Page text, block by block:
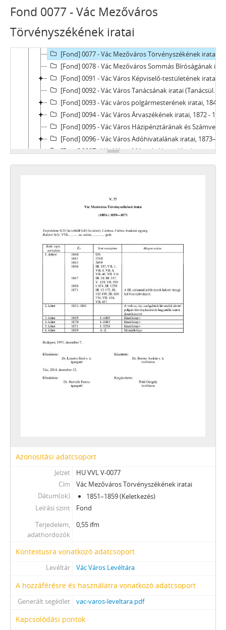
Fond 0077 - Vác Mezőváros
Törvényszékének iratai
[Fond] 0073 - Vác mezőváros közgyámjának iratai, 1844–1874
[Fond] 0074 - Vác Mezőváros Árvapénztárának iratai, 1858–1876
[Fond] 0075 - Vác Mezőváros Házipénztárának iratai, 1859–1872
[Fond] 0077 - Vác Mezőváros Törvényszékének iratai, 1851–1859
[Fond] 0078 - Vác Mezőváros Sommás Bíróságának iratai, 1869–1871
[Fond] 0091 - Vác Város Képviselő-testületének iratai, 1872–1950
[Fond] 0092 - Vác Város Tanácsának iratai (Tanácsülési jegyzőkönyvek), 1873–1925
[Fond] 0093 - Vác város polgármesterének iratai, 1849–1952
[Fond] 0094 - Vác Város Árvaszékének iratai, 1872 - 1956
[Fond] 0095 - Vác Város Házipénztárának és Számvevőségének iratai, 1857-1951
[Fond] 0096 - Vác Város Adóhivatalának iratai, 1873–1950
[Fond] 0097 - Vác Város Mérnöki Hivatalának iratai, 1869–1946
[Fond] 0098 - Vác város rendőrkapitányának iratai, 1883–1919
[Fond] 0101 - Vác város állatorvosának iratai, 1944–1951
[Fond] 0102 - Vác Város Végrehajtói Hivatalának iratai, 1932
[Fond] 0104 - Vác város szabályrendeleteinek levéltári gyűjteménye, 1871–1950
[fondfőcsoport] VIII - TANINTÉZETEK, INTÉZMÉNYEK, 1773–2006
[fondfőcsoport] IX - TESTÜLETEK, 1705–1970
[fondfőcsoport] X - EGYESÜLETEK, (TÖMEG)SZERVEZETEK, PÁRTOK, 1821–2002
[fondfőcsoport] XI - GAZDASÁGI SZERVEK, 1876–1956
[fondfőcsoport] XII - EGYHÁZI SZERVEZETEK, INTÉZMÉNYEK, 1764 –1950
[fondfőcsoport] XIII - CSALÁDOK, 1821–2007
[fondfőcsoport] XIV - SZEMÉLYEK, 1800–2016
[fondfőcsoport] XV - GYŰJTEMÉNYEK, 1074–2016
[fondfőcsoport] XVI - A NÉPKÖZTÁRSASÁG ÉS A TANÁCSKÖZTÁRSASÁG FORRADALMI SZERVEI, 1919
[fondfőcsoport] XVII - NÉPHATALMI ÉS KÜLÖNLEGES FELADATOKRA LÉTREJÖTT BIZOTTSÁGOK, 1945–1990
[fondfőcsoport] XXIII - TANÁCSOK, 1945–1990
[fondfőcsoport] XXIV - AZ ÁLLAMIGAZGATÁS TERÜLETI SZERVEI, 1952–1991
Azonosítási adatcsoport
Jelzet
HU VVL V-0077
Cím
Vác Mezőváros Törvényszékének iratai
Dátum(ok)
1851–1859 (Keletkezés)
Leírási szint
Fond
Terjedelem,
adathordozók
0,55 ifm
Kontextusra vonatkozó adatcsoport
Levéltár Vác Város Levéltára
A hozzáférésre és használatra vonatkozó adatcsoport
Generált segédlet vac-varos-leveltara.pdf
Kapcsolódási pontok